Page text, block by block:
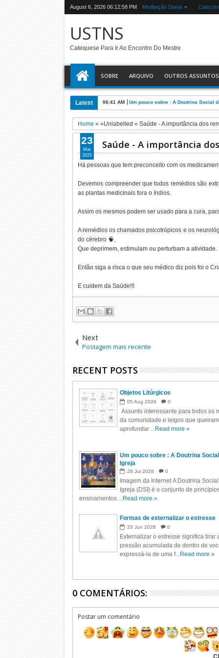
August 6, 2026 06:12:58 PM Meditação Diaria
USTNS
Catequese Para Ir Ao Encontro Do Mestre
SOBRE ARQUIVO OUTROS ASSUNTOS
Latest 06:41 AM Um pouco sobre : A Doutrina Social
Home » »Unlabelled »Saúde - A importância dos
Saúde - A importância
Há pessoas que tem preconceito com os
Devemos compreender que todos remédios são
as plantas medicinais fora o índios.
Assim os mesmos podem ser usado para a cura,
A remédios os chamados psicotrópicos e os
do cérebro 🧠,
Que deprimem, estimulam ou perturbam a atividade.
Então siga a risca o que seu médico diz pois foi o
E cuidem da Saúde!!!
23
Mar
2025
Next
Postagem mais recente
RECENT POSTS
Objetos Litúrgicos
05 Aug 2026 0
Assunto interessante para todos os
da comunidade e leigos que
aprofundar ...Read more »
Um pouco sobre : A Doutrina
Igreja
28 Jul 2026 0
Imagem da Internet A Doutrina
Igreja (DSI) é o conjunto de
ensinamentos ...Read more »
Formas de externalizar o estresse
23 Jun 2026 0
Externalizar o estresse significa tirar
pressão acumulada de dentro de
expressá-la de uma f...Read more »
0 COMENTÁRIOS:
Postar um comentário